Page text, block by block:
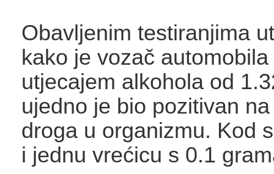
Obavljenim testiranjima
kako je vozač
utjecajem alkohola od
ujedno je bio pozitivan
droga u organizmu. Kod
i jednu vrećicu s 0.1